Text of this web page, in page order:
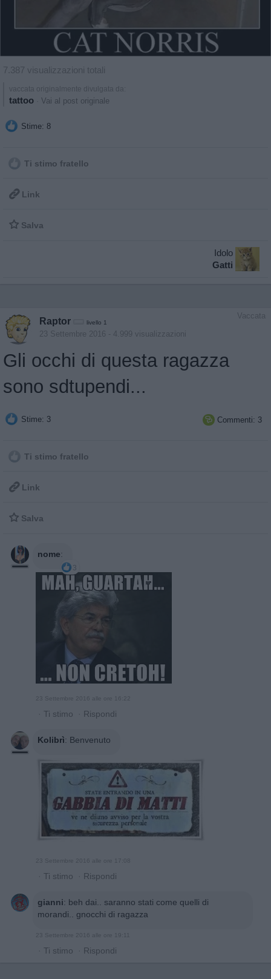
7.387 visualizzazioni totali
vaccata originalmente divulgata da:
tattoo Vai al post originale
Stime: 8
Ti stimo fratello
 Link
 Salva
Idolo
Gatti
Vaccata
Raptor livello 1
23 Settembre 2016 - 4.999 visualizzazioni
Gli occhi di questa ragazza
sono sdtupendi...
Stime: 3  Commenti: 3
Ti stimo fratello
 Link
 Salva
nome:
3
· Ti stimo · Rispondi
Kolibrì: Benvenuto
23 Settembre 2016 alle ore 17:08
· Ti stimo · Rispondi
gianni: beh dai.. saranno stati come quelli di
morandi.. gnocchi di ragazza
23 Settembre 2016 alle ore 19:11
· Ti stimo · Rispondi